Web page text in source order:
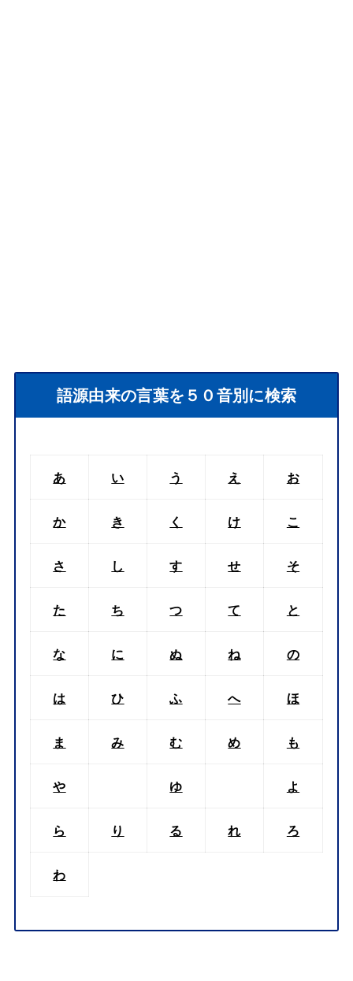
語源由来の言葉を５０音別に検索
あ い う え お
か き く け こ
さ し す せ そ
た ち つ て と
な に ぬ ね の
は ひ ふ へ ほ
ま み む め も
や ゆ よ
ら り る れ ろ
わ